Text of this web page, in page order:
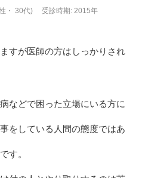
・ 30代) 受診時期: 2015年
すが医師の方はしっかりされ
などで困った立場にいる方に
をしている人間の態度ではあ
す。